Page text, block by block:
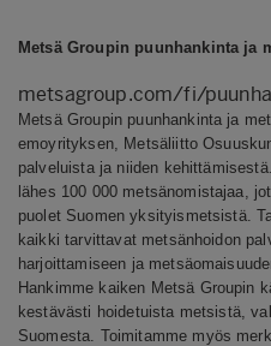
Metsä Groupin puunhankinta ja
metsagroup.com/fi/
Metsä Groupin puunhankinta ja
emoyrityksen, Metsäliitto
palveluista ja niiden
lähes 100 000 metsänomistajaa,
puolet Suomen yksityismetsistä.
kaikki tarvittavat metsänhoidon
harjoittamiseen ja
Hankimme kaiken Metsä Groupin
kestävästi hoidetuista metsistä,
Suomesta. Toimitamme myös